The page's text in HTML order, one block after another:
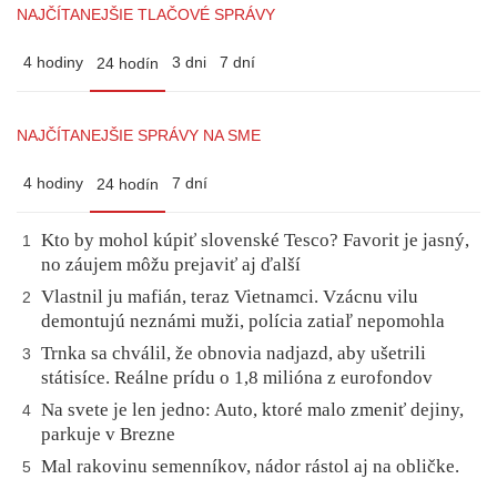
NAJČÍTANEJŠIE TLAČOVÉ SPRÁVY
4 hodiny 24 hodín 3 dni 7 dní
NAJČÍTANEJŠIE SPRÁVY NA SME
4 hodiny 24 hodín 7 dní
1
Kto by mohol kúpiť slovenské Tesco? Favorit je jasný,
no záujem môžu prejaviť aj ďalší
2
Vlastnil ju mafián, teraz Vietnamci. Vzácnu vilu
demontujú neznámi muži, polícia zatiaľ nepomohla
3
Trnka sa chválil, že obnovia nadjazd, aby ušetrili
státisíce. Reálne prídu o 1,8 milióna z eurofondov
4 Na svete je len jedno: Auto, ktoré malo zmeniť dejiny,
parkuje v Brezne
5
Mal rakovinu semenníkov, nádor rástol aj na obličke.